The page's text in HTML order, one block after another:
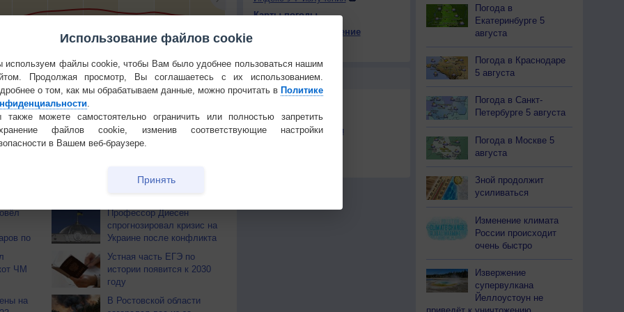
+15 +12 +16 +15 +16 +17 +15
декада Мобильная версия
по
Профессор Диесен
спрогнозировал кризис на
Украине после конфликта
ЧМ
Устная часть ЕГЭ по
истории появится к 2030
году
на
В Ростовской области
Карты погоды
Атмосферное давление
КОНТАКТЫ
Политика
конфиденциальности
Погода в
Екатеринбурге 5
августа
Погода в Краснодаре
5 августа
Погода в Санкт-
Петербурге 5 августа
Погода в Москве 5
августа
Зной продолжит
усиливаться
Изменение климата
России происходит
очень быстро
Извержение
супервулкана
Йеллоустоун не
Использование файлов cookie
используем файлы cookie, чтобы Вам было удобнее пользоваться нашим
Продолжая просмотр, Вы соглашаетесь с их использованием.
о том, как мы обрабатываем данные, можно прочитать в Политике
также можете самостоятельно ограничить или полностью запретить
файлов cookie, изменив соответствующие настройки
в Вашем веб-браузере.
Принять